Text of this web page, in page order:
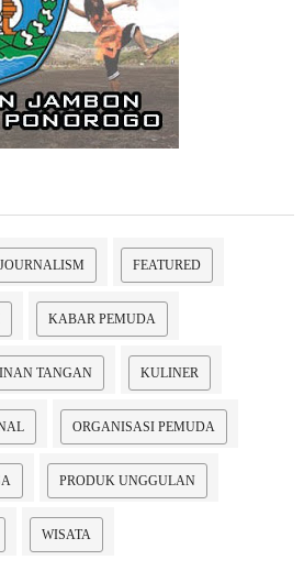
FEATURED
KABAR PEMUDA
TANGAN KULINER
ORGANISASI PEMUDA
PRODUK UNGGULAN
WISATA